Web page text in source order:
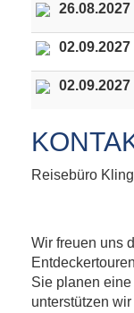
26.08.2027
02.09.2027
02.09.2027
Reisebüro
Wir freuen uns
Sie planen
unterstützen